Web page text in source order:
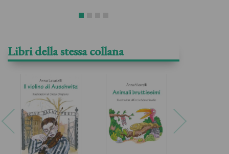
Libri della stessa collana